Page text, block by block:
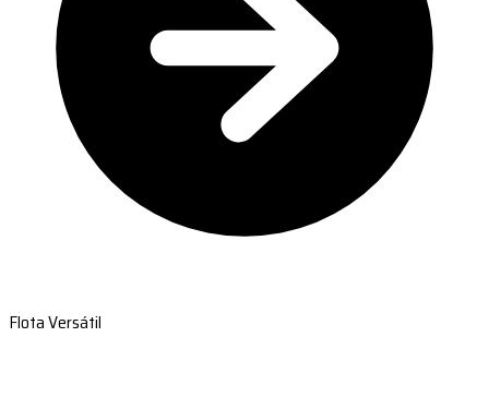
Flota Versátil